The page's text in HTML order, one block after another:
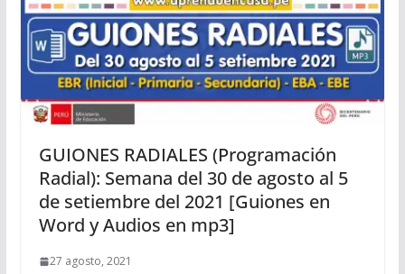
GUIONES RADIALES (Programación
Radial): Semana del 30 de agosto al 5
de setiembre del 2021 [Guiones en
Word y Audios en mp3]
27 agosto, 2021